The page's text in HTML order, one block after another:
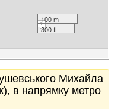
100 m
300 ft
Михайла
в напрямку метро